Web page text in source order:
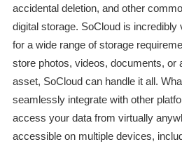
accidental deletion, and other
digital storage. SoCloud is
for a wide range of storage
store photos, videos, documents, or
asset, SoCloud can handle it all.
seamlessly integrate with other
access your data from virtually
accessible on multiple devices,